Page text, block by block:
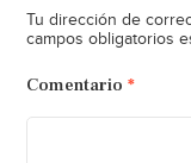
Tu dirección de
campos obligatorios
Comentario *